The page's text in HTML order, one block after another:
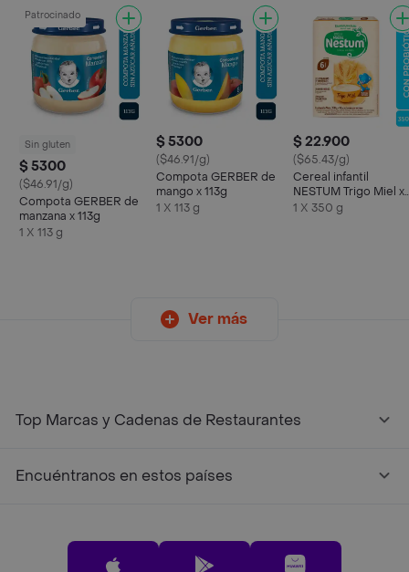
Patrocinado
Sin gluten
$ 5300
($46.91/g)
Compota GERBER de
manzana x 113g
1 X 113 g
$ 5300
($46.91/g)
Compota GERBER de
mango x 113g
1 X 113 g
$ 22.900
($65.43/g)
Cereal infantil
NESTUM Trigo Miel x
350g
1 X 350 g
Ver más
Top Marcas y Cadenas de Restaurantes
Encuéntranos en estos países